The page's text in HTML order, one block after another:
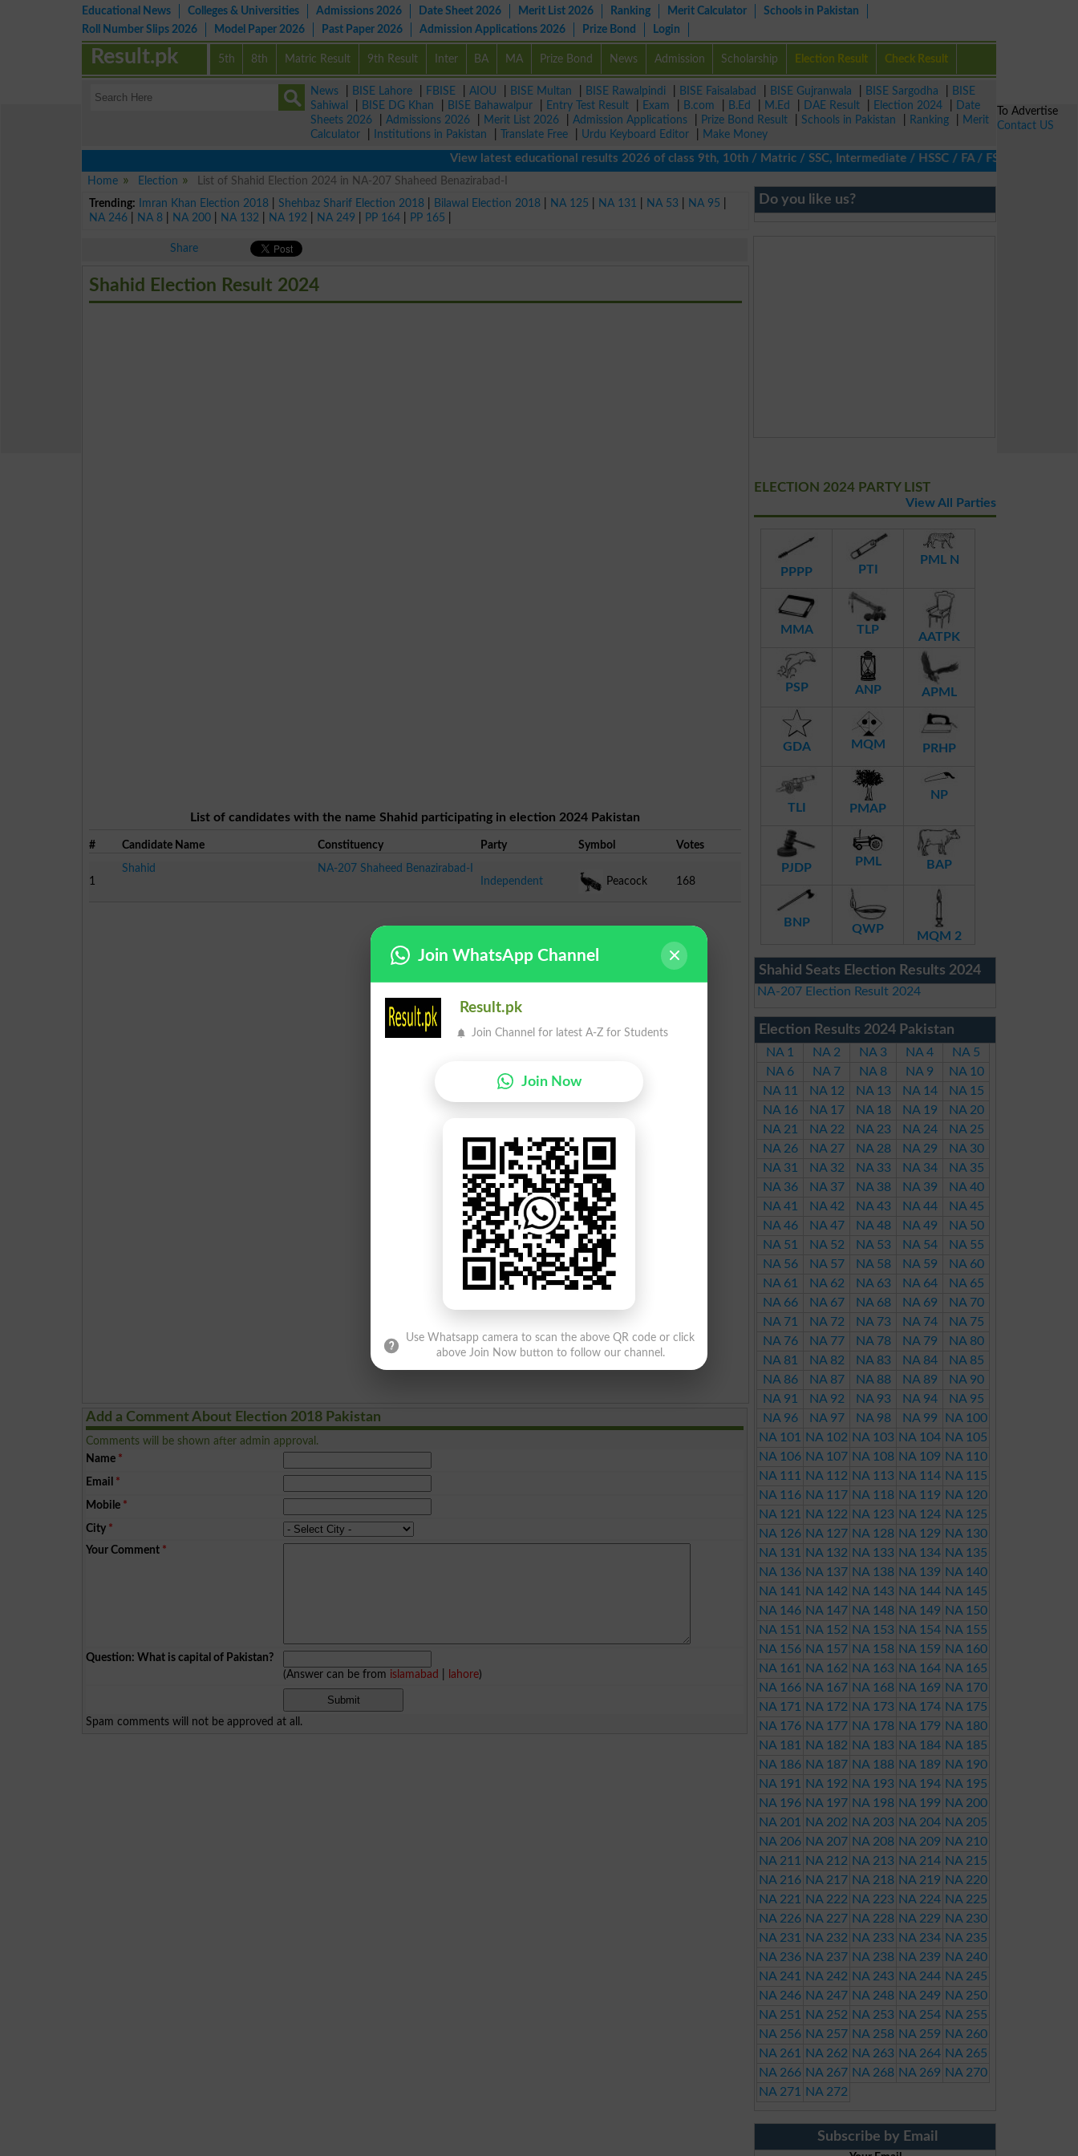
Educational News Colleges & Universities Admissions 2026 Date Sheet 2026 Merit List 2026 Ranking Merit Calculator
Schools in Pakistan
Roll Number Slips 2026
Model Paper 2026 Past Paper 2026 Admission Applications 2026 Prize Bond Login
5th 8th Matric Result 9th Result Inter BA MA Prize Bond News Admission Scholarship Election Result Check Result
Result.pk
News BISE Lahore FBISE AIOU BISE Multan BISE Rawalpindi BISE Faisalabad BISE Gujranwala BISE Sargodha
BISE
Sahiwal
BISE DG Khan BISE Bahawalpur Entry Test Result Exam B.com B.Ed M.Ed DAE Result Election 2024
Date
Sheets 2026
Admissions 2026 Merit List 2026 Admission Applications Prize Bond Result Schools in Pakistan Ranking
Merit
Calculator
Institutions in Pakistan Translate Free Urdu Keyboard Editor
Make Money
View latest educational results 2026 of class 9th, 10th / Matric / SSC, Intermediate / HSSC / FA / FSc / Inter, 5th /
Home
Election
List of Shahid Election 2024 in NA-207 Shaheed Benazirabad-I
Trending:
Imran Khan Election 2018 |Shehbaz Sharif Election 2018 Bilawal Election 2018 NA 125 NA 131 NA 53 NA 95
NA 246
NA 8 NA 200 NA 132 NA 192 NA 249 PP 164 PP 165
Share
Shahid Election Result 2024
List of candidates with the name Shahid participating in election 2024 Pakistan
# Candidate Name Constituency Party Symbol Votes
1
Shahid
NA-207 Shaheed Benazirabad-I
Independent
Peacock 168
Add a Comment About Election 2018 Pakistan
Comments will be shown after admin approval.
Name *
Email *
Mobile *
City *
Your Comment *
Question: What is capital of Pakistan?
(Answer can be from islamabad lahore)
Spam comments will not be approved at all.
Do you like us?
ELECTION 2024 PARTY LIST
View All Parties
PPPP PTI
PML N
MMA TLP
AATPK
PSP ANP APML
GDA MQM PRHP
TLI PMAP
NP
PJDP PML BAP
BNP QWP
MQM 2
Shahid Seats Election Results 2024
NA-207 Election Result 2024
Election Results 2024 Pakistan
NA 1 NA 2 NA 3 NA 4
NA 5
NA 6
NA 7 NA 8 NA 9
NA 10
NA 11
NA 12 NA 13 NA 14
NA 15
NA 16
NA 17 NA 18 NA 19
NA 20
NA 21
NA 22 NA 23 NA 24
NA 25
NA 26
NA 27 NA 28 NA 29
NA 30
NA 31
NA 32 NA 33 NA 34
NA 35
NA 36
NA 37 NA 38 NA 39
NA 40
NA 41
NA 42 NA 43 NA 44
NA 45
NA 46
NA 47 NA 48 NA 49
NA 50
NA 51
NA 52 NA 53 NA 54
NA 55
NA 56
NA 57 NA 58 NA 59
NA 60
NA 61
NA 62 NA 63 NA 64
NA 65
NA 66
NA 67 NA 68 NA 69
NA 70
NA 71
NA 72 NA 73 NA 74
NA 75
NA 76
NA 77 NA 78 NA 79
NA 80
NA 81
NA 82 NA 83 NA 84
NA 85
NA 86
NA 87 NA 88 NA 89
NA 90
NA 91
NA 92 NA 93 NA 94
NA 95
NA 96
NA 97 NA 98 NA 99
NA 100
NA 101
NA 102 NA 103 NA 104 NA 105
NA 106 NA 107 NA 108 NA 109 NA 110
NA 111
NA 112 NA 113 NA 114 NA 115
NA 116 NA 117 NA 118 NA 119 NA 120
NA 121
NA 122 NA 123 NA 124 NA 125
NA 126 NA 127 NA 128 NA 129 NA 130
NA 131
NA 132 NA 133 NA 134 NA 135
NA 136 NA 137 NA 138 NA 139 NA 140
NA 141
NA 142 NA 143 NA 144 NA 145
NA 146 NA 147 NA 148 NA 149 NA 150
NA 151
NA 152 NA 153 NA 154 NA 155
NA 156 NA 157 NA 158 NA 159 NA 160
NA 161
NA 162 NA 163 NA 164 NA 165
NA 166 NA 167 NA 168 NA 169 NA 170
NA 171
NA 172 NA 173 NA 174 NA 175
NA 176 NA 177 NA 178 NA 179 NA 180
NA 181
NA 182 NA 183 NA 184 NA 185
NA 186 NA 187 NA 188 NA 189 NA 190
NA 191
NA 192 NA 193 NA 194 NA 195
NA 196 NA 197 NA 198 NA 199 NA 200
NA 201
NA 202 NA 203 NA 204 NA 205
NA 206 NA 207 NA 208 NA 209 NA 210
NA 211
NA 212 NA 213 NA 214 NA 215
NA 216 NA 217 NA 218 NA 219 NA 220
NA 221
NA 222 NA 223 NA 224 NA 225
NA 226 NA 227 NA 228 NA 229 NA 230
NA 231
NA 232 NA 233 NA 234 NA 235
NA 236 NA 237 NA 238 NA 239 NA 240
NA 241
NA 242 NA 243 NA 244 NA 245
NA 246 NA 247 NA 248 NA 249 NA 250
NA 251
NA 252 NA 253 NA 254 NA 255
NA 256 NA 257 NA 258 NA 259 NA 260
NA 261
NA 262 NA 263 NA 264 NA 265
NA 266 NA 267 NA 268 NA 269 NA 270
NA 271
NA 272
Subscribe by Email
To Advertise
Contact US
Join WhatsApp Channel
Result.pk
Join Channel for latest A-Z for Students
Join Now
Use Whatsapp camera to scan the above QR code or click
above Join Now button to follow our channel.